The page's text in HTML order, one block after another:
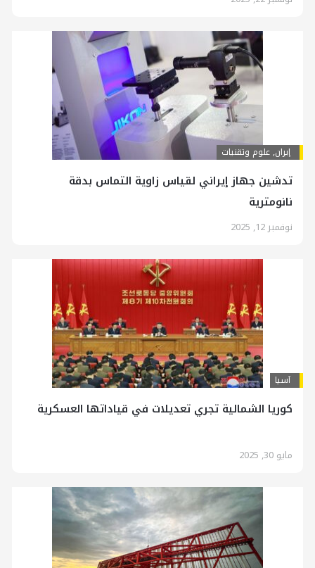
إيران,علوم وتقنيات
تدشين جهاز إيراني لقياس زاوية التماس بدقة
نانومترية
نوفمبر 12, 2025
آسیا
كوريا الشمالية تجري تعديلات في قياداتها العسكرية
مايو 30, 2025